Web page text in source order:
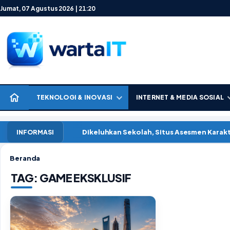
Lewati ke konten
Jumat, 07 Agustus 2026 | 21:20
TEKNOLOGI & INOVASI INTERNET & MEDIA SOSIAL
INFORMASI Dikeluhkan Sekolah, Situs Asesmen
Beranda
TAG: GAME EKSKLUSIF